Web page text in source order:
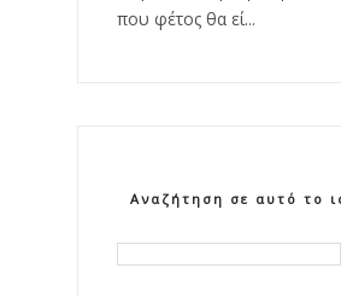
που φέτος θα εί...
Αναζήτηση σε αυτό το